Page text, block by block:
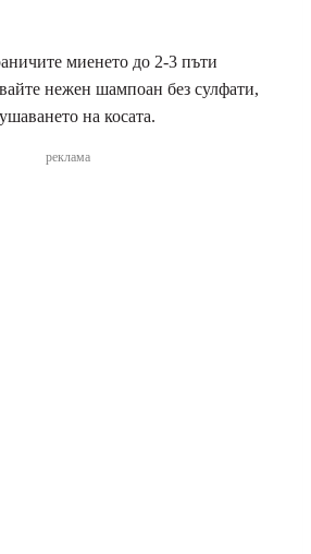
миенето до 2-3 пъти
нежен шампоан без сулфати,
на косата.
реклама